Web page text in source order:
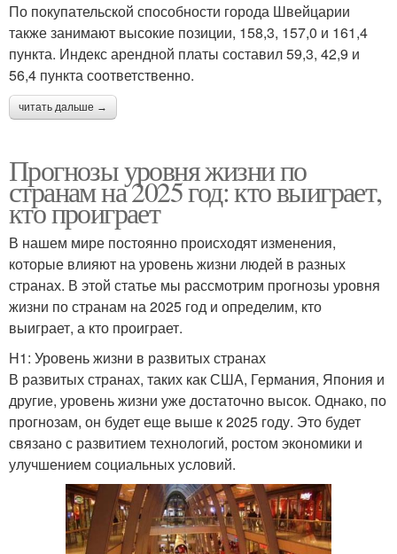
По покупательской способности города Швейцарии
также занимают высокие позиции, 158,3, 157,0 и 161,4
пункта. Индекс арендной платы составил 59,3, 42,9 и
56,4 пункта соответственно.
читать дальше →
Прогнозы уровня жизни по
странам на 2025 год: кто выиграет,
кто проиграет
В нашем мире постоянно происходят изменения,
которые влияют на уровень жизни людей в разных
странах. В этой статье мы рассмотрим прогнозы уровня
жизни по странам на 2025 год и определим, кто
выиграет, а кто проиграет.
H1: Уровень жизни в развитых странах
В развитых странах, таких как США, Германия, Япония и
другие, уровень жизни уже достаточно высок. Однако, по
прогнозам, он будет еще выше к 2025 году. Это будет
связано с развитием технологий, ростом экономики и
улучшением социальных условий.